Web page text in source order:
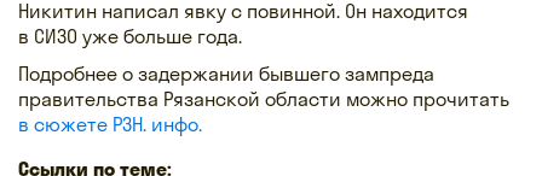
Никитин написал явку с повинной. Он находится
в СИЗО уже больше года.
Подробнее о задержании бывшего зампреда
правительства Рязанской области можно прочитать
в сюжете РЗН. инфо.
Ссылки по теме: